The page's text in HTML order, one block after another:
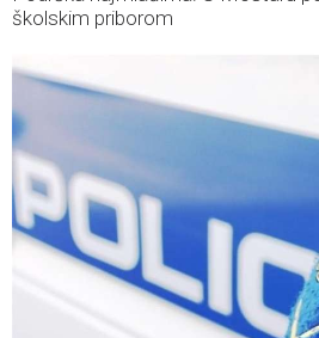
školskim priborom